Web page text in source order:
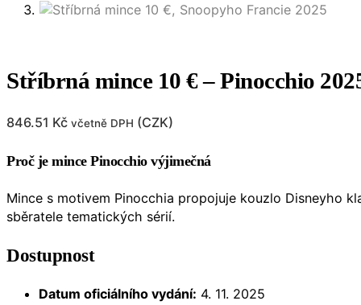
Stříbrná mince 10 € – Pinocchio
846.51 Kč včetně DPH (CZK)
Proč je mince Pinocchio výjimečná
Mince s motivem Pinocchia propojuje kouzlo Disneyho
sběratele tematických sérií.
Dostupnost
Datum oficiálního vydání: 4. 11. 2025